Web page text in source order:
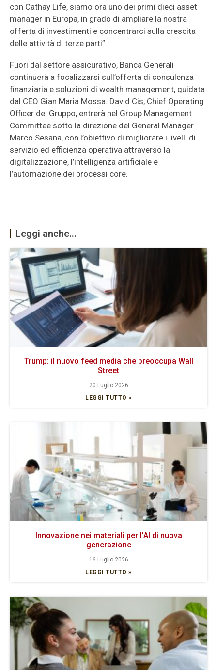
con Cathay Life, siamo ora uno dei primi dieci asset
manager in Europa, in grado di ampliare la nostra
offerta di investimenti e concentrarci sulla crescita
delle attività di terze parti”.
Fuori dal settore assicurativo, Banca Generali
continuerà a focalizzarsi sull’offerta di consulenza
finanziaria e soluzioni di wealth management, guidata
dal CEO Gian Maria Mossa. David Cis, Chief Operating
Officer del Gruppo, entrerà nel Group Management
Committee sotto la direzione del General Manager
Marco Sesana, con l’obiettivo di migliorare i livelli di
servizio ed efficienza operativa attraverso la
digitalizzazione, l’intelligenza artificiale e
l’automazione dei processi core.
Leggi anche...
Trump: il nuovo feed media che preoccupa Wall
Street
20 Luglio 2026
LEGGI TUTTO »
Innovazione nei materiali per l’AI di nuova
generazione
16 Luglio 2026
LEGGI TUTTO »